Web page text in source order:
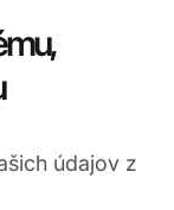
údajov z